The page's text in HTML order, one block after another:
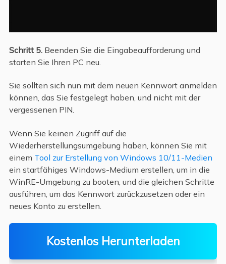
Schritt 5.Beenden Sie die Eingabeaufforderung und
starten Sie Ihren PC neu.
Sie sollten sich nun mit dem neuen Kennwort anmelden
können, das Sie festgelegt haben, und nicht mit der
vergessenen PIN.
Wenn Sie keinen Zugriff auf die
Wiederherstellungsumgebung haben, können Sie mit
einem Tool zur Erstellung von Windows 10/11-Medien
ein startfähiges Windows-Medium erstellen, um in die
WinRE-Umgebung zu booten, und die gleichen Schritte
ausführen, um das Kennwort zurückzusetzen oder ein
neues Konto zu erstellen.
Kostenlos Herunterladen